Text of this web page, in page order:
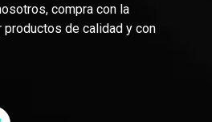
compra con la
de calidad y con